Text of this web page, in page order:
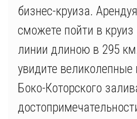
бизнес-круиза.
сможете пойти в круиз
линии длиною в 295
увидите
Боко-Которского